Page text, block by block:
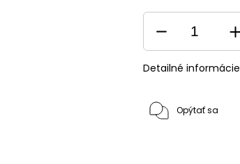
Detailné informácie
Opýtať sa